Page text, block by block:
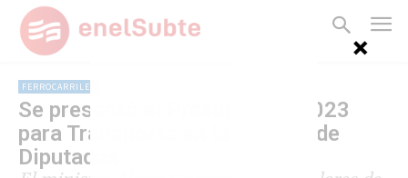
FERROCARRILES
Se presentó el Presupuesto 2023
para Transporte en la Cámara de
Diputados